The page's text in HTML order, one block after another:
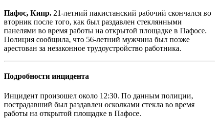
Пафос, Кипр. 21-летний пакистанский рабочий скончался во
вторник после того, как был раздавлен стеклянными
панелями во время работы на открытой площадке в Пафосе.
Полиция сообщила, что 56-летний мужчина был позже
арестован за незаконное трудоустройство работника.
Подробности инцидента
Инцидент произошел около 12:30. По данным полиции,
пострадавший был раздавлен осколками стекла во время
работы на открытой площадке в Пафосе.